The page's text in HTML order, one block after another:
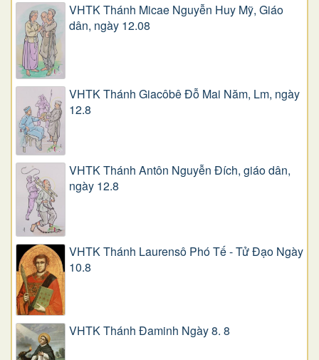
VHTK Thánh Micae Nguyễn Huy Mỹ, Giáo
dân, ngày 12.08
VHTK Thánh Giacôbê Ðỗ Mai Năm, Lm, ngày
12.8
VHTK Thánh Antôn Nguyễn Ðích, giáo dân,
ngày 12.8
VHTK Thánh Laurensô Phó Tế - Tử Đạo Ngày
10.8
VHTK Thánh Đaminh Ngày 8. 8